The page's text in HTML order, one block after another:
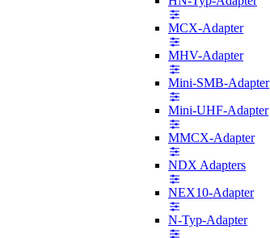
MCX-Adapter
MHV-Adapter
Mini-SMB-Adapter
Mini-UHF-Adapter
MMCX-Adapter
NDX Adapters
NEX10-Adapter
N-Typ-Adapter